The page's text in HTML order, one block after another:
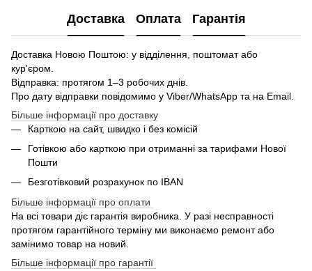
Доставка Оплата Гарантія
Доставка Новою Поштою: у відділення, поштомат або
кур'єром.
Відправка: протягом 1–3 робочих днів.
Про дату відправки повідомимо у Viber/WhatsApp та на Email.
Більше інформації про доставку
Карткою на сайт, швидко і без комісій
Готівкою або карткою при отриманні за тарифами Нової
Пошти
Безготівковий розрахунок по IBAN
Більше інформації про оплати
На всі товари діє гарантія виробника. У разі несправності
протягом гарантійного терміну ми виконаємо ремонт або
замінимо товар на новий.
Більше інформації про гарантії